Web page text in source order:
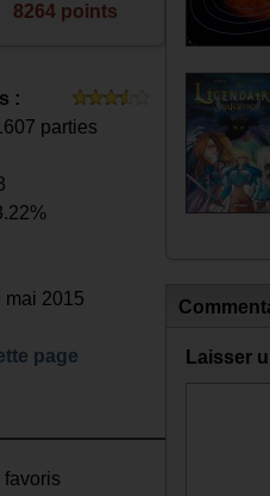
8264 points
:
parties
mai 2015
page Laisser